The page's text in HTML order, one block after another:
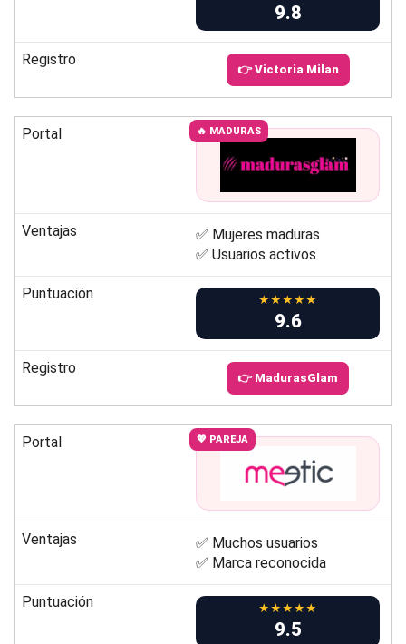
9.8
Registro
👉 Victoria Milan
Portal 🔥 MADURAS
Ventajas
✅ Mujeres maduras
✅ Usuarios activos
Puntuación ★★★★★
9.6
Registro
👉 MadurasGlam
Portal 💖 PAREJA
Ventajas
✅ Muchos usuarios
✅ Marca reconocida
Puntuación ★★★★★
9.5